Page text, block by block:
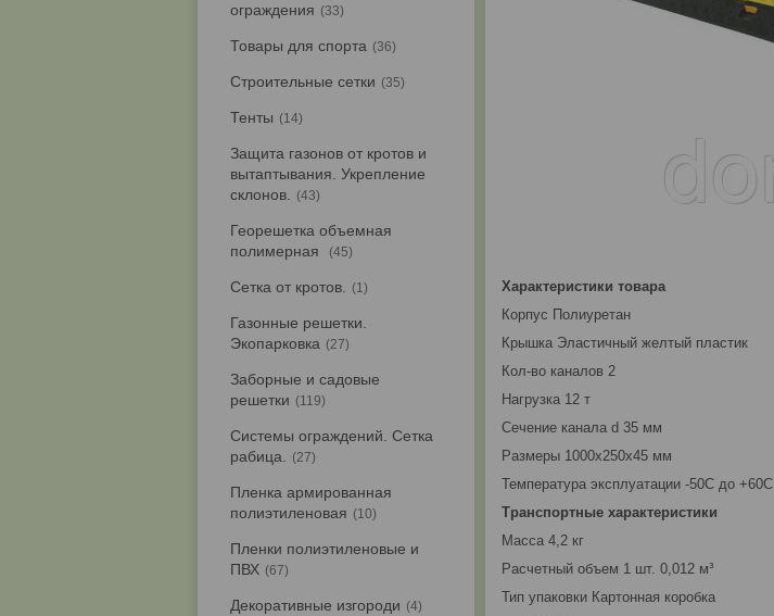
Характеристики товара
Корпус Полиуретан
Крышка Эластичный желтый пластик
Кол-во каналов 2
Нагрузка 12 т
Сечение канала d 35 мм
Размеры 1000х250х45 мм
Температура эксплуатации -50С до +60С
Транспортные характеристики
Масса 4,2 кг
Расчетный объем 1 шт. 0,012 м³
Тип упаковки Картонная коробка
ограждения
33
Товары для спорта 36
Строительные сетки 35
Тенты 14
Защита газонов от кротов и
вытаптывания. Укрепление
склонов.
43
Георешетка объемная
полимерная
45
Сетка от кротов. 1
Газонные решетки.
Экопарковка
27
Заборные и садовые
решетки
119
Системы ограждений. Сетка
рабица.
27
Пленка армированная
полиэтиленовая
10
Пленки полиэтиленовые и
ПВХ
67
Декоративные изгороди 4